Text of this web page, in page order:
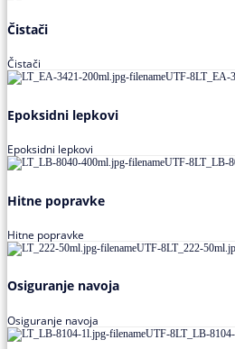
Čistači
Čistači
Epoksidni lepkovi
Epoksidni lepkovi
Hitne popravke
Hitne popravke
Osiguranje navoja
Osiguranje navoja